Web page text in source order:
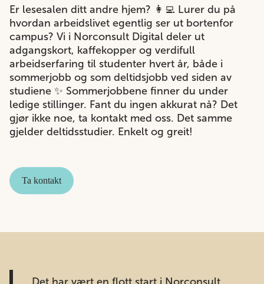
Er lesesalen ditt andre hjem? 👩‍💻 Lurer du på
hvordan arbeidslivet egentlig ser ut bortenfor
campus? Vi i Norconsult Digital deler ut
adgangskort, kaffekopper og verdifull
arbeidserfaring til studenter hvert år, både i
sommerjobb og som deltidsjobb ved siden av
studiene ✨ Sommerjobbene finner du under
ledige stillinger. Fant du ingen akkurat nå? Det
gjør ikke noe, ta kontakt med oss. Det samme
gjelder deltidsstudier. Enkelt og greit!
Ta kontakt